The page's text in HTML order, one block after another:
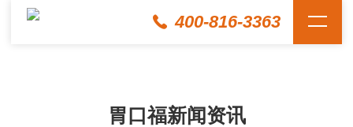
400-816-3363
胃口福新闻资讯